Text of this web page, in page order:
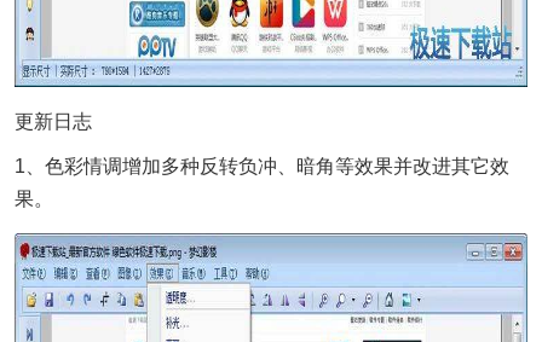
更新日志
1、色彩情调增加多种反转负冲、暗角等效果并改进其它效
果。